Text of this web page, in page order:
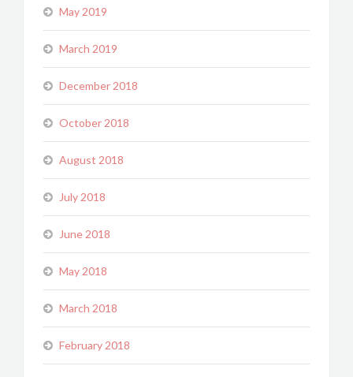
May 2019
March 2019
December 2018
October 2018
August 2018
July 2018
June 2018
May 2018
March 2018
February 2018